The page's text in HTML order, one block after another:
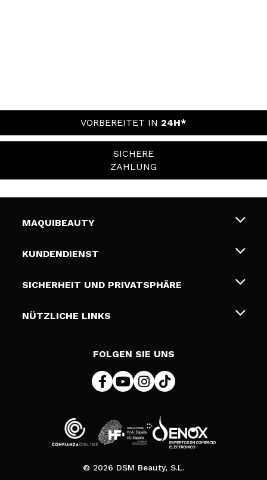
VORBEREITET IN 24H*
SICHERE
ZAHLUNG
MAQUIBEAUTY
Über uns
Geschenkkarten
KUNDENDIENST
Liefer- und Versandkosten
Zahlung
SICHERHEIT UND PRIVATSPHÄRE
Bedingungen und Datenschutz
NÜTZLICHE LINKS
FOLGEN SIE UNS
© 2026 DSM Beauty, S.L.